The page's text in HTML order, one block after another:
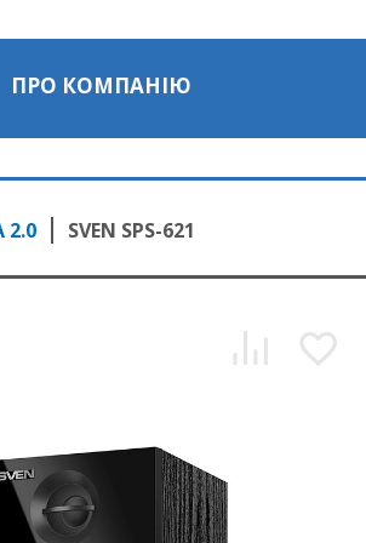
ПРО КОМПАНІЮ
SVEN SPS-621